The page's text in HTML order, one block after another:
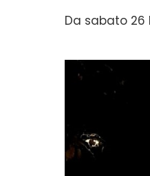
Da sabato 26